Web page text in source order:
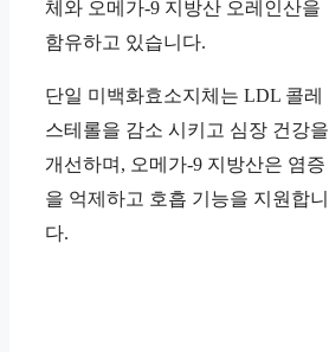
체와 오메가-9 지방산 오레인산을
함유하고 있습니다.
단일 미백화효소지체는 LDL 콜레
스테롤을 감소 시키고 심장 건강을
개선하며, 오메가-9 지방산은 염증
을 억제하고 호흡 기능을 지원합니
다.